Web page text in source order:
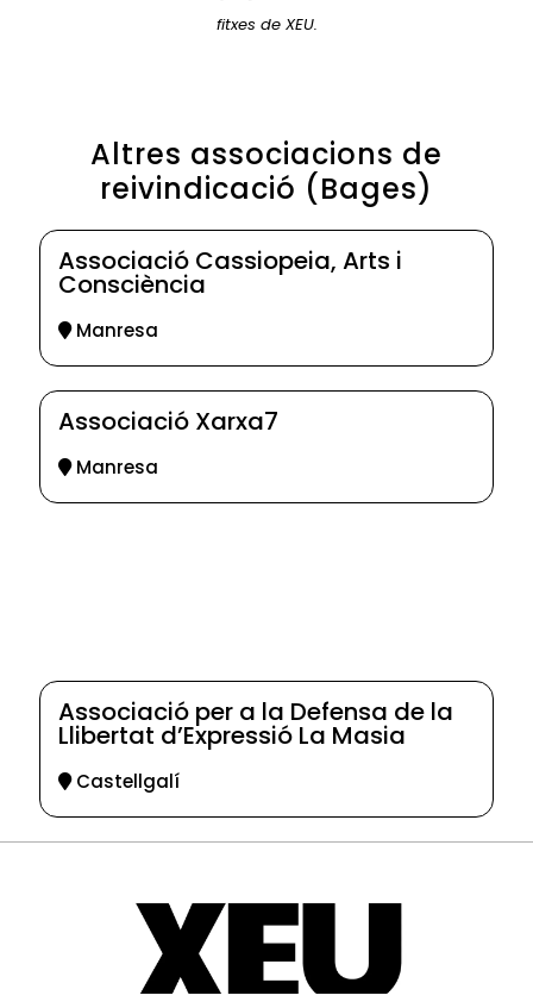
fitxes de XEU.
Altres associacions de
reivindicació (Bages)
Associació Cassiopeia, Arts i
Consciència
Manresa
Associació Xarxa7
Manresa
Associació per a la Defensa de la
Llibertat d’Expressió La Masia
Castellgalí